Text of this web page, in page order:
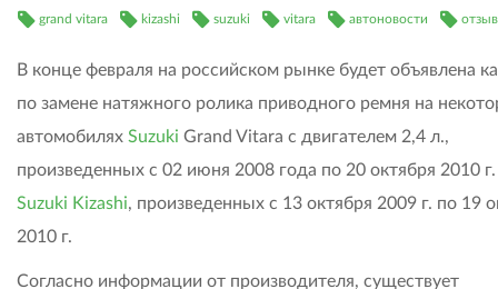
grand vitara kizashi suzuki vitara автоновости
В конце февраля на российском рынке будет объявлена
по замене натяжного ролика приводного ремня на
автомобилях Suzuki Grand Vitara c двигателем 2,4 л.,
произведенных с 02 июня 2008 года по 20 октября 2010
Suzuki Kizashi, произведенных с 13 октября 2009 г. по 19
2010 г.
Согласно информации от производителя, существует